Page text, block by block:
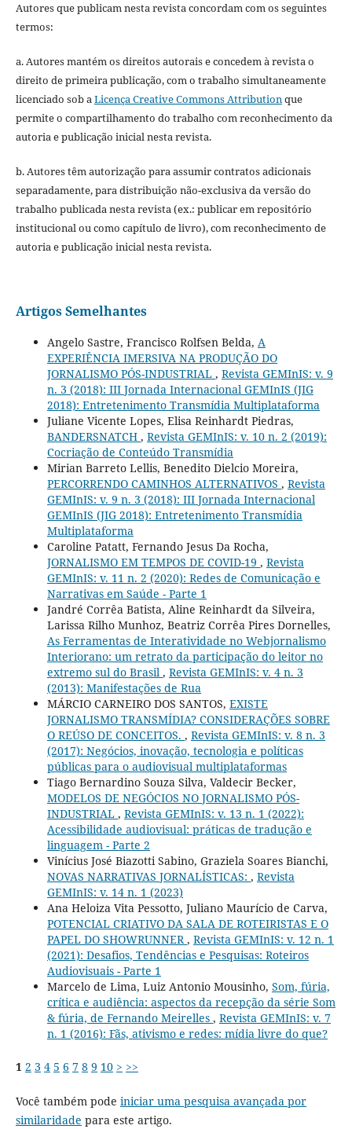
Autores que publicam nesta revista concordam com os seguintes
termos:
a. Autores mantém os direitos autorais e concedem à revista o
direito de primeira publicação, com o trabalho simultaneamente
licenciado sob aLicença Creative Commons Attributionque
permite o compartilhamento do trabalho com reconhecimento da
autoria e publicação inicial nesta revista.
b. Autores têm autorização para assumir contratos adicionais
separadamente, para distribuição não-exclusiva da versão do
trabalho publicada nesta revista (ex.: publicar em repositório
institucional ou como capítulo de livro), com reconhecimento de
autoria e publicação inicial nesta revista.
Artigos Semelhantes
Angelo Sastre, Francisco Rolfsen Belda, A
EXPERIÊNCIA IMERSIVA NA PRODUÇÃO DO
JORNALISMO PÓS-INDUSTRIAL , Revista GEMInIS: v. 9
n. 3 (2018): III Jornada Internacional GEMInIS (JIG
2018): Entretenimento Transmídia Multiplataforma
Juliane Vicente Lopes, Elisa Reinhardt Piedras,
BANDERSNATCH , Revista GEMInIS: v. 10 n. 2 (2019):
Cocriação de Conteúdo Transmídia
Mirian Barreto Lellis, Benedito Dielcio Moreira,
PERCORRENDO CAMINHOS ALTERNATIVOS , Revista
GEMInIS: v. 9 n. 3 (2018): III Jornada Internacional
GEMInIS (JIG 2018): Entretenimento Transmídia
Multiplataforma
Caroline Patatt, Fernando Jesus Da Rocha,
JORNALISMO EM TEMPOS DE COVID-19 , Revista
GEMInIS: v. 11 n. 2 (2020): Redes de Comunicação e
Narrativas em Saúde - Parte 1
Jandré Corrêa Batista, Aline Reinhardt da Silveira,
Larissa Rilho Munhoz, Beatriz Corrêa Pires Dornelles,
As Ferramentas de Interatividade no Webjornalismo
Interiorano: um retrato da participação do leitor no
extremo sul do Brasil , Revista GEMInIS: v. 4 n. 3
(2013): Manifestações de Rua
MÁRCIO CARNEIRO DOS SANTOS, EXISTE
JORNALISMO TRANSMÍDIA? CONSIDERAÇÕES SOBRE
O REÚSO DE CONCEITOS. , Revista GEMInIS: v. 8 n. 3
(2017): Negócios, inovação, tecnologia e políticas
públicas para o audiovisual multiplataformas
Tiago Bernardino Souza Silva, Valdecir Becker,
MODELOS DE NEGÓCIOS NO JORNALISMO PÓS-
INDUSTRIAL , Revista GEMInIS: v. 13 n. 1 (2022):
Acessibilidade audiovisual: práticas de tradução e
linguagem - Parte 2
Vinícius José Biazotti Sabino, Graziela Soares Bianchi,
NOVAS NARRATIVAS JORNALÍSTICAS: , Revista
GEMInIS: v. 14 n. 1 (2023)
Ana Heloiza Vita Pessotto, Juliano Maurício de Carva,
POTENCIAL CRIATIVO DA SALA DE ROTEIRISTAS E O
PAPEL DO SHOWRUNNER, Revista GEMInIS: v. 12 n. 1
(2021): Desafios, Tendências e Pesquisas: Roteiros
Audiovisuais - Parte 1
Marcelo de Lima, Luiz Antonio Mousinho, Som, fúria,
crítica e audiência: aspectos da recepção da série Som
& fúria, de Fernando Meirelles , Revista GEMInIS: v. 7
n. 1 (2016): Fãs, ativismo e redes: mídia livre do que?
1 2 3 4 5 6 7 8 9 10 > >>
Você também pode iniciar uma pesquisa avançada por
similaridade para este artigo.